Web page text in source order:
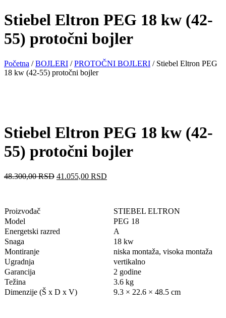
Stiebel Eltron PEG 18 kw (42-
55) protočni bojler
Početna /BOJLERI /PROTOČNI BOJLERI / Stiebel Eltron PEG
18 kw (42-55) protočni bojler
Stiebel Eltron PEG 18 kw (42-
55) protočni bojler
48.300,00RSD 41.055,00 RSD
Proizvođač
STIEBEL ELTRON
Model
PEG 18
Energetski razred
A
Snaga
18 kw
Montiranje
niska montaža, visoka montaža
Ugradnja
vertikalno
Garancija
2 godine
Težina
3.6 kg
Dimenzije (Š x D x V)
9.3 × 22.6 × 48.5 cm